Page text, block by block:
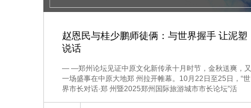
赵恩民与桂少鹏师徒俩：与世界握手 让泥塑
说话
— —郑州论坛见证中原文化新传承十月时节，金秋送爽，又
一场盛事在中原大地郑 州拉开帷幕。10月22日至25日，“世
界市长对话·郑 州暨2025郑州国际旅游城市市长论坛”活